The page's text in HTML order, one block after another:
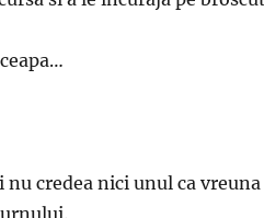
credea nici unul ca